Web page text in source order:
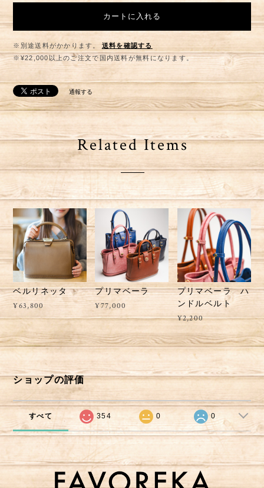
カートに入れる
※別途送料がかかります。
送料を確認する
※¥22,000以上のご注文で国内送料が無料になります。
通報する
Related Items
ベルリネッタ
¥63,800
プリマベーラ
¥77,000
プリマベーラ ハ
ンドルベルト
¥2,200
ショップの評価
すべて 354 0 0